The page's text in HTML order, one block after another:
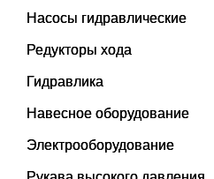
Насосы гидравлические
Редукторы хода
Гидравлика
Навесное оборудование
Электрооборудование